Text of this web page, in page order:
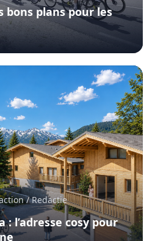
bons plans pour les
/ Redactie
: l’adresse cosy pour